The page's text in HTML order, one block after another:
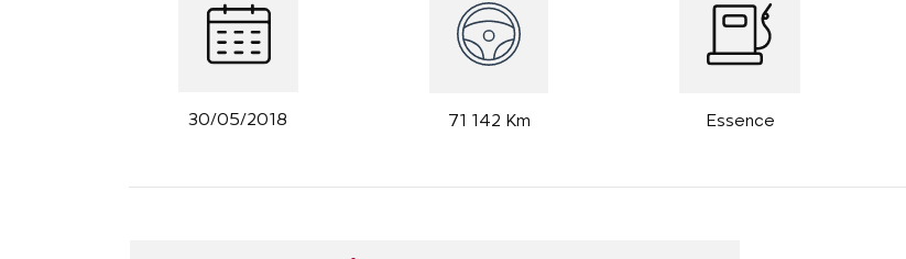
30/05/2018 71 142 Km Essence